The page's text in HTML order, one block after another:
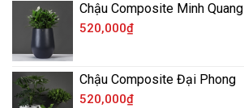
Chậu Composite Minh Quang
520,000₫
Chậu Composite Đại Phong
520,000₫